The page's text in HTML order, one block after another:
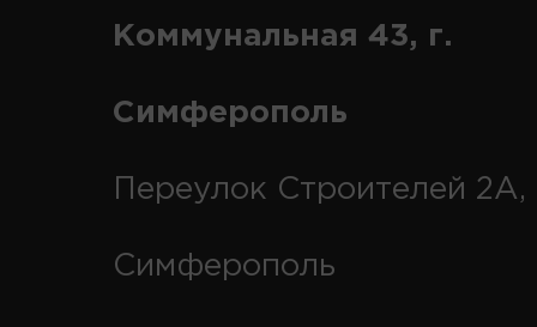
Коммунальная 43, г.
Симферополь
Переулок Строителей 2А,
Симферополь